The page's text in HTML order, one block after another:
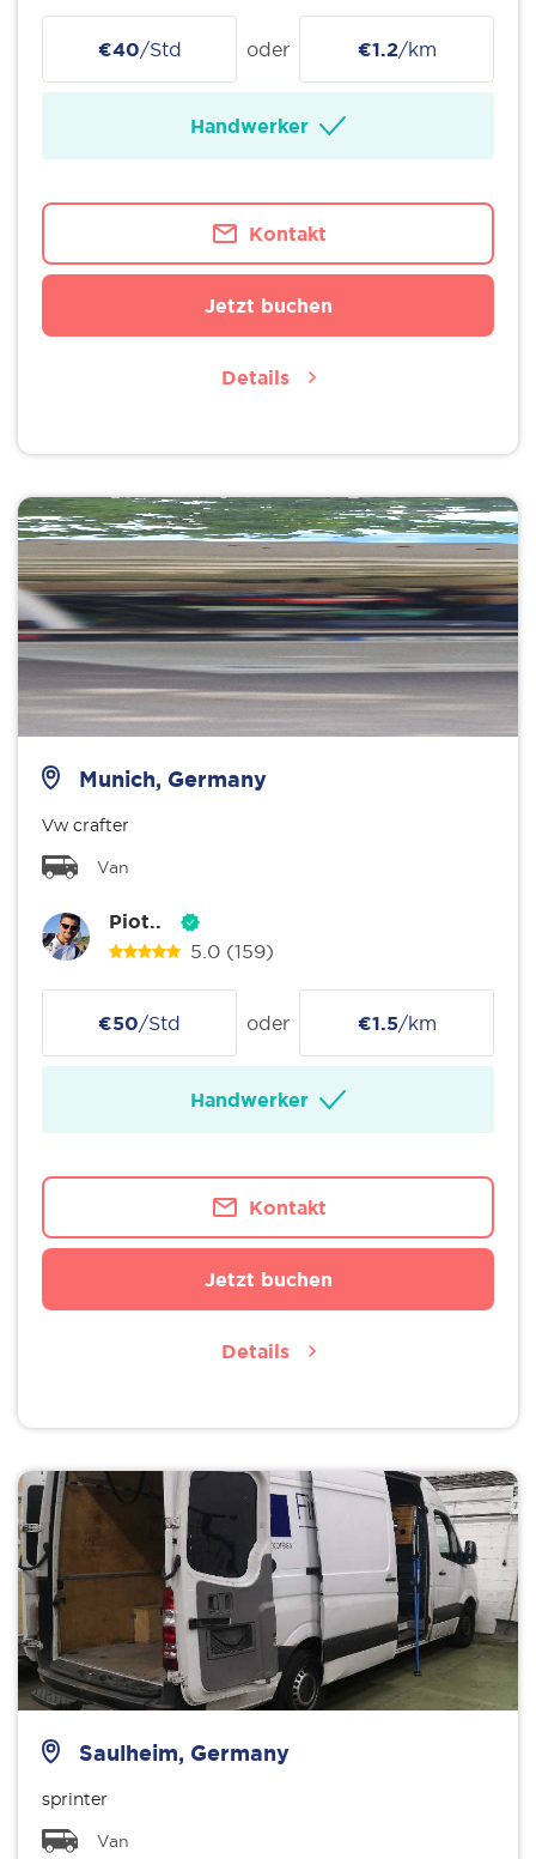
€40/Std oder €1.2/km
Handwerker
Kontakt
Jetzt buchen
Details
Munich, Germany
Vw crafter
Van
Piot..
5.0 (159)
€50/Std oder €1.5/km
Handwerker
Kontakt
Jetzt buchen
Details
Saulheim, Germany
sprinter
Van